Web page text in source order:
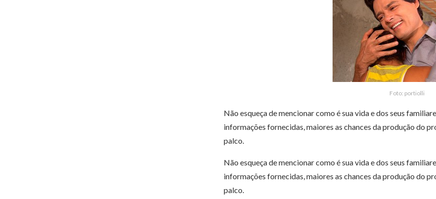
Foto: portiolli
Não esqueça de mencionar como é sua vida e dos seus
informações fornecidas, maiores as chances da produção do
palco.
Não esqueça de mencionar como é sua vida e dos seus
informações fornecidas, maiores as chances da produção do
palco.